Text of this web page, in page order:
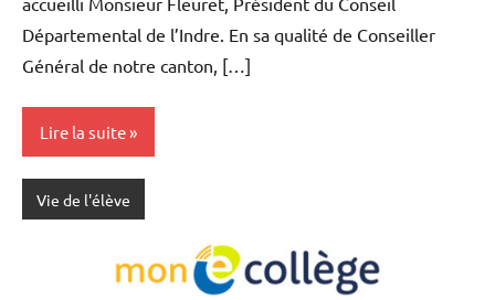
Départemental de l’Indre. En sa qualité de Conseiller
Général de notre canton, […]
Lire la suite
Vie de l'élève